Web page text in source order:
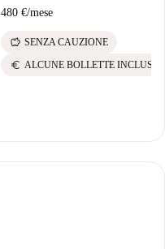
480 €/mese
savings SENZA CAUZIONE
euro ALCUNE BOLLETTE INCLUSE